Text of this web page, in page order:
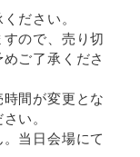
ださい。
ので、売り切
ご了承くださ
間が変更とな
い。
当日会場にて